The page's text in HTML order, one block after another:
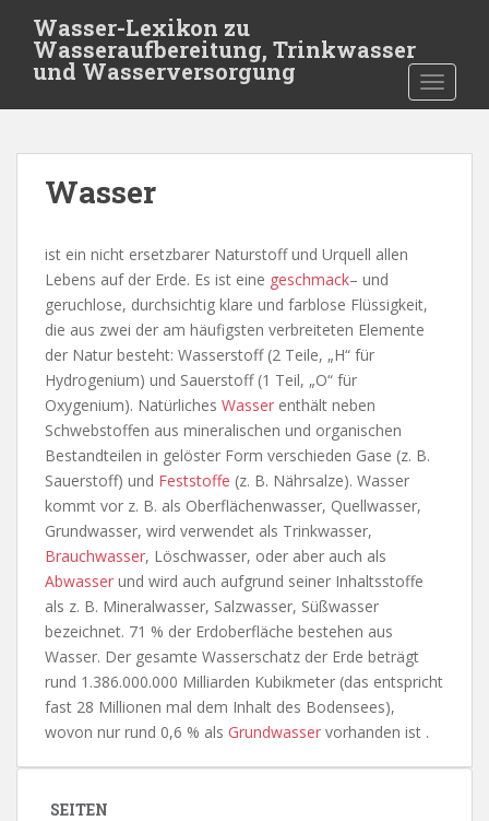
t
Wasser-Lexikon zu
Wasseraufbereitung, Trinkwasser
und Wasserversorgung
Wasser
ist ein nicht ersetzbarer Naturstoff und Urquell allen
Lebens auf der Erde. Es ist eine geschmack– und
geruchlose, durchsichtig klare und farblose Flüssigkeit,
die aus zwei der am häufigsten verbreiteten Elemente
der Natur besteht: Wasserstoff (2 Teile, „H“ für
Hydrogenium) und Sauerstoff (1 Teil, „O“ für
Oxygenium). Natürliches Wasser enthält neben
Schwebstoffen aus mineralischen und organischen
Bestandteilen in gelöster Form verschieden Gase (z. B.
Sauerstoff) und Feststoffe (z. B. Nährsalze). Wasser
kommt vor z. B. als Oberflächenwasser, Quellwasser,
Grundwasser, wird verwendet als Trinkwasser,
Brauchwasser, Löschwasser, oder aber auch als
Abwasser und wird auch aufgrund seiner Inhaltsstoffe
als z. B. Mineralwasser, Salzwasser, Süßwasser
bezeichnet. 71 % der Erdoberfläche bestehen aus
Wasser. Der gesamte Wasserschatz der Erde beträgt
rund 1.386.000.000 Milliarden Kubikmeter (das entspricht
fast 28 Millionen mal dem Inhalt des Bodensees),
wovon nur rund 0,6 % als Grundwasser vorhanden ist .
SEITEN